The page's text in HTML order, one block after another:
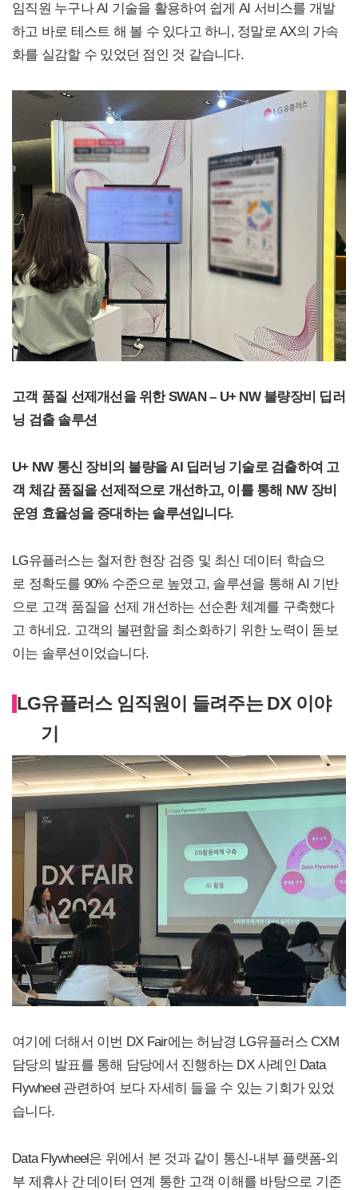
임직원 누구나 AI 기술을 활용하여 쉽게 AI 서비스를 개발
하고 바로 테스트 해 볼 수 있다고 하니, 정말로 AX의 가속
화를 실감할 수 있었던 점인 것 같습니다.
고객 품질 선제개선을 위한 SWAN – U+ NW 불량장비 딥러
닝 검출 솔루션
U+ NW 통신 장비의 불량을 AI 딥러닝 기술로 검출하여 고
객 체감 품질을 선제적으로 개선하고, 이를 통해 NW 장비
운영 효율성을 증대하는 솔루션입니다.
LG유플러스는 철저한 현장 검증 및 최신 데이터 학습으
로 정확도를 90% 수준으로 높였고, 솔루션을 통해 AI 기반
으로 고객 품질을 선제 개선하는 선순환 체계를 구축했다
고 하네요. 고객의 불편함을 최소화하기 위한 노력이 돋보
이는 솔루션이었습니다.
LG유플러스 임직원이 들려주는 DX 이야
기
여기에 더해서 이번 DX Fair에는 허남경 LG유플러스 CXM
담당의 발표를 통해 담당에서 진행하는 DX 사례인 Data
Flywheel 관련하여 보다 자세히 들을 수 있는 기회가 있었
습니다.
Data Flywheel은 위에서 본 것과 같이 통신-내부 플랫폼-외
부 제휴사 간 데이터 연계 통한 고객 이해를 바탕으로 기존